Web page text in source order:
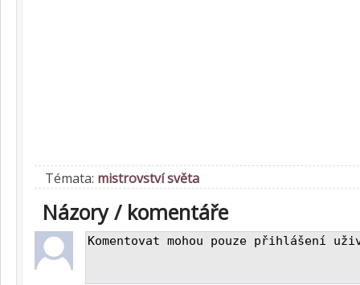
Témata: mistrovství světa
Názory / komentáře